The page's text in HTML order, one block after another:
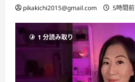
pikakichi2015@gmail.com 5時間前
1 分読み取り